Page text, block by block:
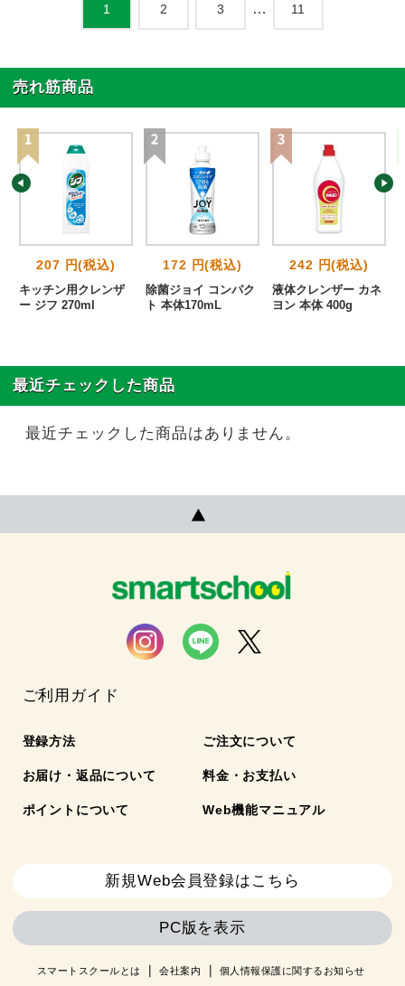
1 2 3 … 11
売れ筋商品
207 円(税込)
キッチン用クレンザ
ー ジフ 270ml
172 円(税込)
除菌ジョイ コンパク
ト 本体170mL
242 円(税込)
液体クレンザー カネ
ヨン 本体 400g
最近チェックした商品
最近チェックした商品はありません。
ご利用ガイド
登録方法 ご注文について
お届け・返品について 料金・お支払い
ポイントについて Web機能マニュアル
新規Web会員登録はこちら
PC版を表示
スマートスクールとは 会社案内 個人情報保護に関するお知らせ